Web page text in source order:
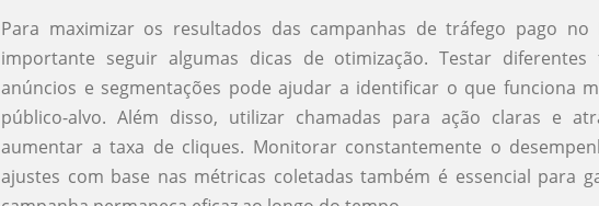
Para maximizar os resultados das campanhas de tráfego pago no
importante seguir algumas dicas de otimização. Testar diferentes
anúncios e segmentações pode ajudar a identificar o que funciona
público-alvo. Além disso, utilizar chamadas para ação claras e
aumentar a taxa de cliques. Monitorar constantemente o
ajustes com base nas métricas coletadas também é essencial para